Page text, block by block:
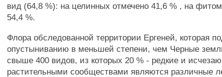
вид (64,8 %): на целинных отмечено 41,6 % , на
54,4 %.
Флора обследованной территории Ергеней, которая
опустыниванию в меньшей степени, чем Черные
свыше 400 видов, из которых 20 % - редкие и
растительными сообществами являются различные